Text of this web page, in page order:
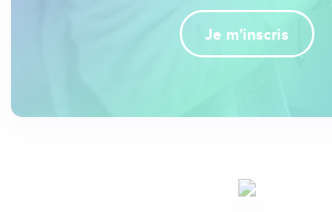
Je m'inscris